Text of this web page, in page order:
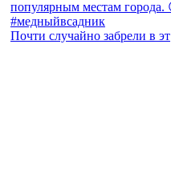
Почти случайно забрели в эт